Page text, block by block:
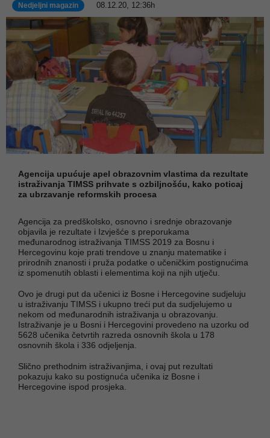
Nedjeljni magazin 08.12.20, 12:36h
Agencija upućuje apel obrazovnim vlastima da rezultate
istraživanja TIMSS prihvate s ozbiljnošću, kako poticaj
za ubrzavanje reformskih procesa
Agencija za predškolsko, osnovno i srednje obrazovanje
objavila je rezultate i Izvješće s preporukama
međunarodnog istraživanja TIMSS 2019 za Bosnu i
Hercegovinu koje prati trendove u znanju matematike i
prirodnih znanosti i pruža podatke o učeničkim postignućima
iz spomenutih oblasti i elementima koji na njih utječu.
Ovo je drugi put da učenici iz Bosne i Hercegovine sudjeluju
u istraživanju TIMSS i ukupno treći put da sudjelujemo u
nekom od međunarodnih istraživanja u obrazovanju.
Istraživanje je u Bosni i Hercegovini provedeno na uzorku od
5628 učenika četvrtih razreda osnovnih škola u 178
osnovnih škola i 336 odjeljenja.
Slično prethodnim istraživanjima, i ovaj put rezultati
pokazuju kako su postignuća učenika iz Bosne i
Hercegovine ispod prosjeka.